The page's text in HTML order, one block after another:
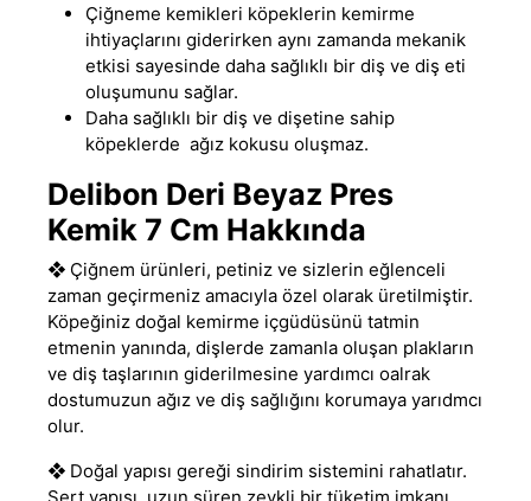
Çiğneme kemikleri köpeklerin kemirme
ihtiyaçlarını giderirken aynı zamanda mekanik
etkisi sayesinde daha sağlıklı bir diş ve diş eti
oluşumunu sağlar.
Daha sağlıklı bir diş ve dişetine sahip
köpeklerde ağız kokusu oluşmaz.
Delibon Deri Beyaz Pres
Kemik 7 Cm Hakkında
❖ Çiğnem ürünleri, petiniz ve sizlerin eğlenceli
zaman geçirmeniz amacıyla özel olarak üretilmiştir.
Köpeğiniz doğal kemirme içgüdüsünü tatmin
etmenin yanında, dişlerde zamanla oluşan plakların
ve diş taşlarının giderilmesine yardımcı oalrak
dostumuzun ağız ve diş sağlığını korumaya yarıdmcı
olur.
❖ Doğal yapısı gereği sindirim sistemini rahatlatır.